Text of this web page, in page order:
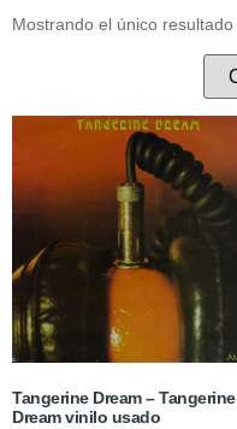
Mostrando el único resultado
Tangerine Dream – Tangerine
Dream vinilo usado